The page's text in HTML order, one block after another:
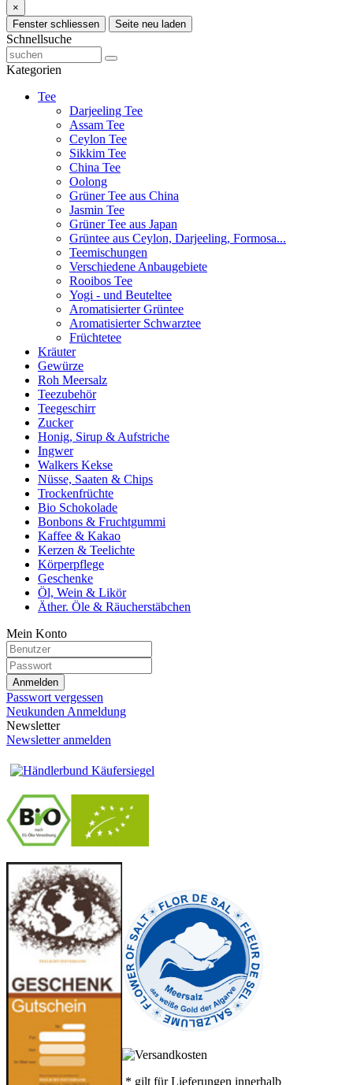
×
Fenster schliessen
Seite neu laden
Schnellsuche
Kategorien
Tee
Darjeeling Tee
Assam Tee
Ceylon Tee
Sikkim Tee
China Tee
Oolong
Grüner Tee aus China
Jasmin Tee
Grüner Tee aus Japan
Grüntee aus Ceylon, Darjeeling, Formosa...
Teemischungen
Verschiedene Anbaugebiete
Rooibos Tee
Yogi - und Beuteltee
Aromatisierter Grüntee
Aromatisierter Schwarztee
Früchtetee
Kräuter
Gewürze
Roh Meersalz
Teezubehör
Teegeschirr
Zucker
Honig, Sirup & Aufstriche
Ingwer
Walkers Kekse
Nüsse, Saaten & Chips
Trockenfrüchte
Bio Schokolade
Bonbons & Fruchtgummi
Kaffee & Kakao
Kerzen & Teelichte
Körperpflege
Geschenke
Öl, Wein & Likör
Äther. Öle & Räucherstäbchen
Mein Konto
Anmelden
Passwort vergessen
Neukunden Anmeldung
Newsletter
Newsletter anmelden
* gilt für Lieferungen innerhalb